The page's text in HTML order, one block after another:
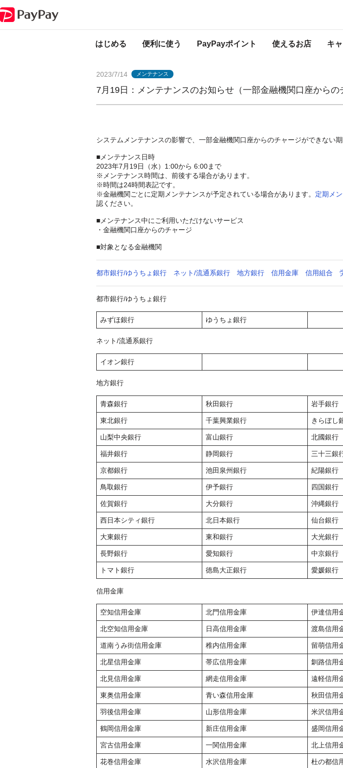
はじめる 便利に使う PayPayポイント 使えるお店 キ
PayPayから
2023/7/14 メンテナンス
7月19日：メンテナンスのお知らせ（一部金融機関口座からの
システムメンテナンスの影響で、一部金融機関口座からのチャージができない期
■メンテナンス日時
2023年7月19日（水）1:00から 6:00まで
※メンテナンス時間は、前後する場合があります。
※時間は24時間表記です。
※金融機関ごとに定期メンテナンスが予定されている場合があります。 定期メ
認ください。
■メンテナンス中にご利用いただけないサービス
・金融機関口座からのチャージ
■対象となる金融機関
都市銀行/ゆうちょ銀行 ネット/流通系銀行 地方銀行 信用金庫 信用組合
都市銀行/ゆうちょ銀行
みずほ銀行 ゆうちょ銀行
ネット/流通系銀行
イオン銀行
地方銀行
青森銀行 秋田銀行 岩手銀行
東北銀行 千葉興業銀行 きらぼし
山梨中央銀行 富山銀行 北國銀行
福井銀行 静岡銀行 三十三銀
京都銀行 池田泉州銀行 紀陽銀行
鳥取銀行 伊予銀行 四国銀行
佐賀銀行 大分銀行 沖縄銀行
西日本シティ銀行 北日本銀行 仙台銀行
大東銀行 東和銀行 大光銀行
長野銀行 愛知銀行 中京銀行
トマト銀行 徳島大正銀行 愛媛銀行
信用金庫
空知信用金庫 北門信用金庫 伊達信用
北空知信用金庫 日高信用金庫 渡島信用
道南うみ街信用金庫 稚内信用金庫 留萌信用
北星信用金庫 帯広信用金庫 釧路信用
北見信用金庫 網走信用金庫 遠軽信用
東奥信用金庫 青い森信用金庫 秋田信用
羽後信用金庫 山形信用金庫 米沢信用
鶴岡信用金庫 新庄信用金庫 盛岡信用
宮古信用金庫 一関信用金庫 北上信用
花巻信用金庫 水沢信用金庫 杜の都信